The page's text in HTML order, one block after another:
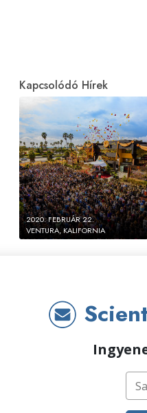
Kapcsolódó Hírek
2020. FEBRUÁR 22.
VENTURA, KALIFORNIA